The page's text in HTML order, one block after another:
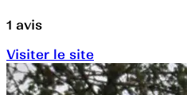
1 avis
Visiter le site